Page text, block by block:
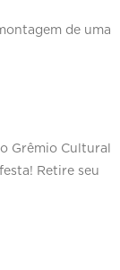
de uma
Grêmio Cultural
Retire seu